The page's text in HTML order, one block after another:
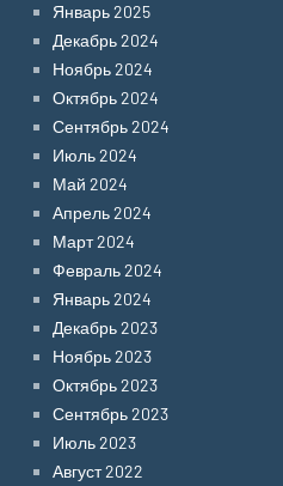
Январь 2025
Декабрь 2024
Ноябрь 2024
Октябрь 2024
Сентябрь 2024
Июль 2024
Май 2024
Апрель 2024
Март 2024
Февраль 2024
Январь 2024
Декабрь 2023
Ноябрь 2023
Октябрь 2023
Сентябрь 2023
Июль 2023
Август 2022